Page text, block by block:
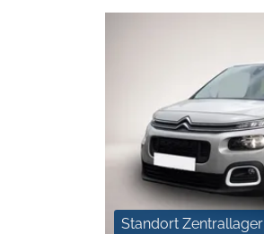
Standort Zentrallager